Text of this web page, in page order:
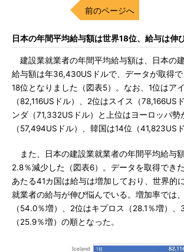
前のページへ
日本の年間平均給与額は世界18位、給与は伸
建設業就業者の年間平均給与額は、日本の
給与額は年36,430USドルで、データが取得
18位となりました（図表5）。なお、1位はア
（82,116USドル）、2位はスイス（78,166US
ンダ（71,332USドル）と上位はヨーロッパ勢
（57,494USドル）、韓国は14位（41,823USド
また、日本の建設業就業者の年間平均給与
2.8％減少した（図表6）。データを取得でき
あたる41カ国は給与は増加しており、世界的
就業者の給与が伸び悩んでいる。増加率では
（54.0％増）、2位はキプロス（28.1％増）、
（25.9％増）の順となった。